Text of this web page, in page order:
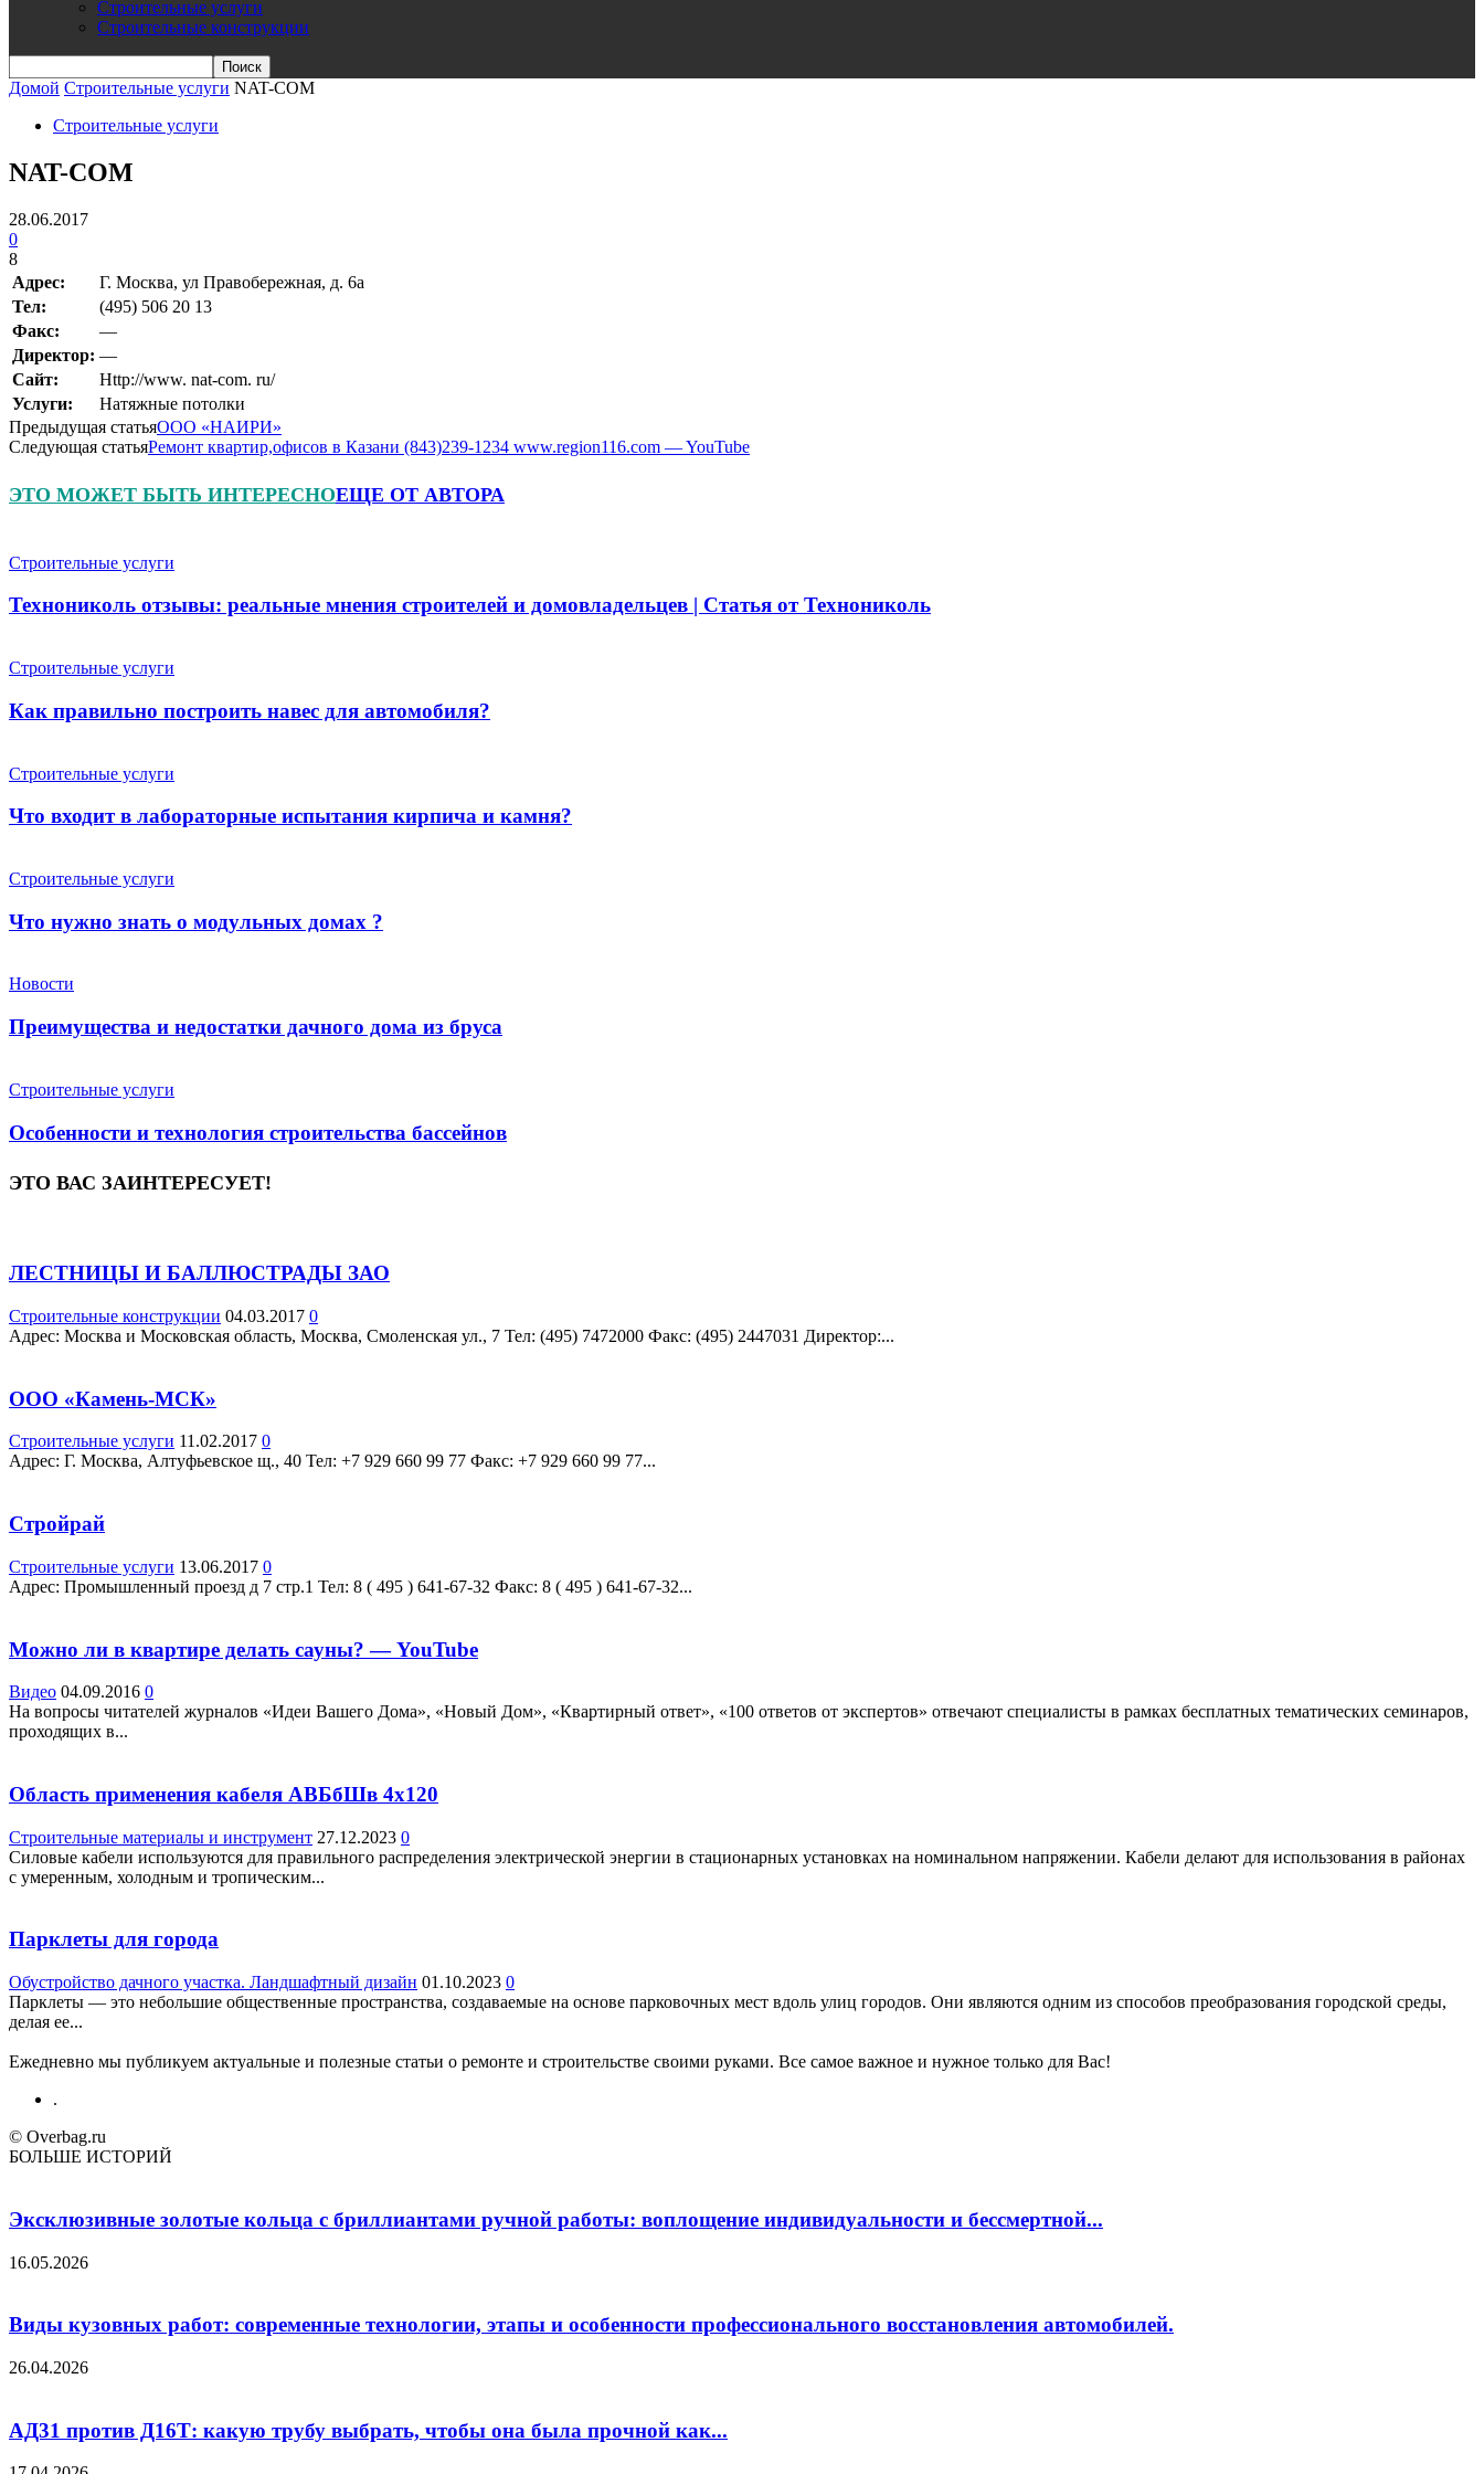
Строительные услуги
Строительные конструкции
Домой Строительные услуги NAT-COM
Строительные услуги
NAT-COM
28.06.2017
0
8
Адрес:
Г. Москва, ул Правобережная, д. 6а
Teл:
(495) 506 20 13
Факс:
—
Директор: —
Сайт:
Http://www. nat-com. ru/
Услуги:
Натяжные потолки
Предыдущая статьяООО «НАИРИ»
Следующая статьяРемонт квартир,офисов в Казани (843)239-1234 www.region116.com — YouTube
ЭТО МОЖЕТ БЫТЬ ИНТЕРЕСНОЕЩЕ ОТ АВТОРА
Строительные услуги
Технониколь отзывы: реальные мнения строителей и домовладельцев | Статья от Технониколь
Строительные услуги
Как правильно построить навес для автомобиля?
Строительные услуги
Что входит в лабораторные испытания кирпича и камня?
Строительные услуги
Что нужно знать о модульных домах ?
Новости
Преимущества и недостатки дачного дома из бруса
Строительные услуги
Особенности и технология строительства бассейнов
ЭТО ВАС ЗАИНТЕРЕСУЕТ!
ЛЕСТНИЦЫ И БАЛЛЮСТРАДЫ ЗАО
Строительные конструкции 04.03.2017 0
Адрес: Москва и Московская область, Москва, Смоленская ул., 7 Teл: (495) 7472000 Факс: (495) 2447031 Директор:...
ООО «Камень-МСК»
Строительные услуги 11.02.2017 0
Адрес: Г. Москва, Алтуфьевское щ., 40 Teл: +7 929 660 99 77 Факс: +7 929 660 99 77...
Стройрай
Строительные услуги 13.06.2017 0
Адрес: Промышленный проезд д 7 стр.1 Teл: 8 ( 495 ) 641-67-32 Факс: 8 ( 495 ) 641-67-32...
Можно ли в квартире делать сауны? — YouTube
Видео 04.09.2016 0
На вопросы читателей журналов «Идеи Вашего Дома», «Новый Дом», «Квартирный ответ», «100 ответов от экспертов» отвечают специалисты в рамках бесплатных тематических семинаров,
проходящих в...
Область применения кабеля АВБбШв 4х120
Строительные материалы и инструмент 27.12.2023 0
Силовые кабели используются для правильного распределения электрической энергии в стационарных установках на номинальном напряжении. Кабели делают для использования в районах
с умеренным, холодным и тропическим...
Парклеты для города
Обустройство дачного участка. Ландшафтный дизайн 01.10.2023 0
Парклеты — это небольшие общественные пространства, создаваемые на основе парковочных мест вдоль улиц городов. Они являются одним из способов преобразования городской среды,
делая ее...
Ежедневно мы публикуем актуальные и полезные статьи о ремонте и строительстве своими руками. Все самое важное и нужное только для Вас!
.
© Overbag.ru
БОЛЬШЕ ИСТОРИЙ
Эксклюзивные золотые кольца с бриллиантами ручной работы: воплощение индивидуальности и бессмертной...
16.05.2026
Виды кузовных работ: современные технологии, этапы и особенности профессионального восстановления автомобилей.
26.04.2026
АД31 против Д16Т: какую трубу выбрать, чтобы она была прочной как...